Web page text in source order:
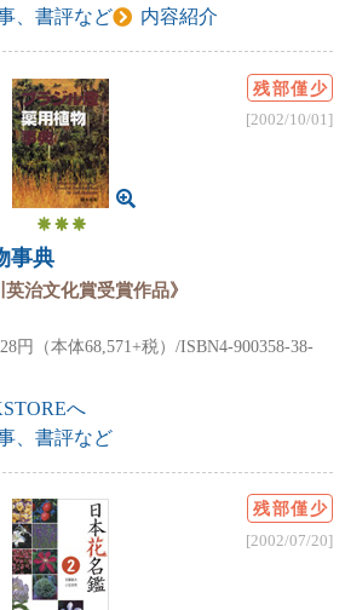
、書評など
内容紹介
事典
英治文化賞受賞作品》
円（本体68,571+税）/ISBN4-900358-38-
へ
、書評など
残部僅少
[2002/10/01]
残部僅少
[2002/07/20]